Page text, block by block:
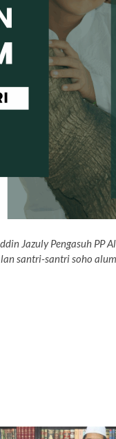
Jazuly Pengasuh PP
santri-santri soho